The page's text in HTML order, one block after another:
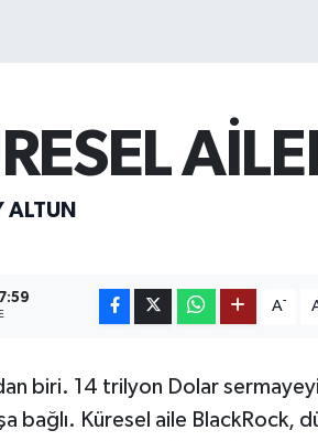
ALTUN
A-
biri. 14 trilyon Dolar
bağlı. Küresel aile BlackRock,